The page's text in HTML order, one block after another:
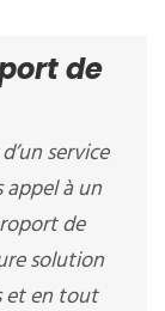
de
service
appel à un
de
solution
et en tout